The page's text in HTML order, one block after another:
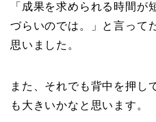
「成果を求められる時間が
づらいのでは。」と言って
思いました。
また、それでも背中を押し
も大きいかなと思います。